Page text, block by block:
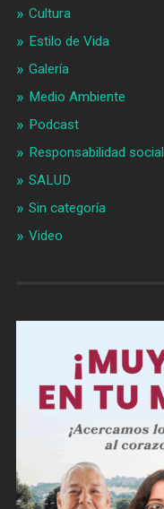
Cultura
Estilo de Vida
Galería
Medio Ambiente
Podcast
Responsabilidad social
SALUD
Sin categoría
Video